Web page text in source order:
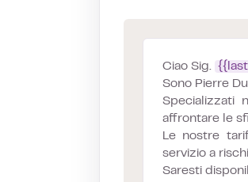
Ciao Sig.
Sono Pierre
Specializzati
affrontare le
Le nostre
servizio a
Saresti